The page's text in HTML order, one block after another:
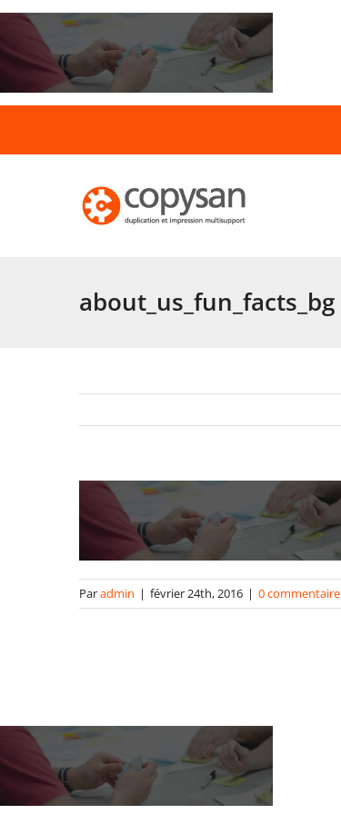
Passer
contenu
about_us_fun_facts_bg
Paradmin | février 24th, 2016 | 0 commentaire